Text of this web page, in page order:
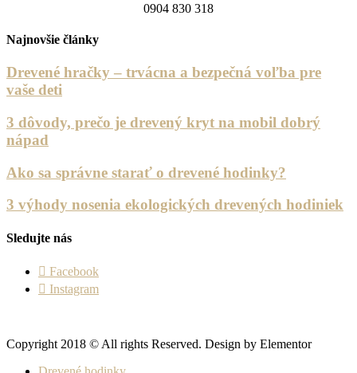
0904 830 318
Najnovšie články
Drevené hračky – trvácna a bezpečná voľba pre
vaše deti
3 dôvody, prečo je drevený kryt na mobil dobrý
nápad
Ako sa správne starať o drevené hodinky?
3 výhody nosenia ekologických drevených hodiniek
Sledujte nás
Facebook
Instagram
Copyright 2018 © All rights Reserved. Design by Elementor